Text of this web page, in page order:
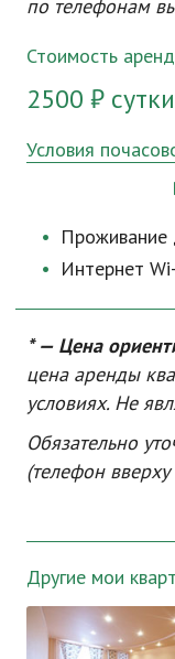
по телефонам
Стоимость
2500 ₽
Условия
Проживание
Интернет
* — Цена
цена аренды
условиях. Не
Обязательно
(телефон
Другие мои